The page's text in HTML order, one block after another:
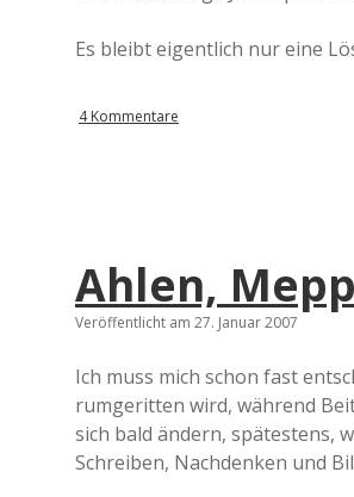
Es bleibt eigentlich nur eine
4 Kommentare
Ahlen,
Veröffentlicht am 27. Januar 2007
Ich muss mich schon fast
rumgeritten wird, während
sich bald ändern, spätestens,
Schreiben, Nachdenken und